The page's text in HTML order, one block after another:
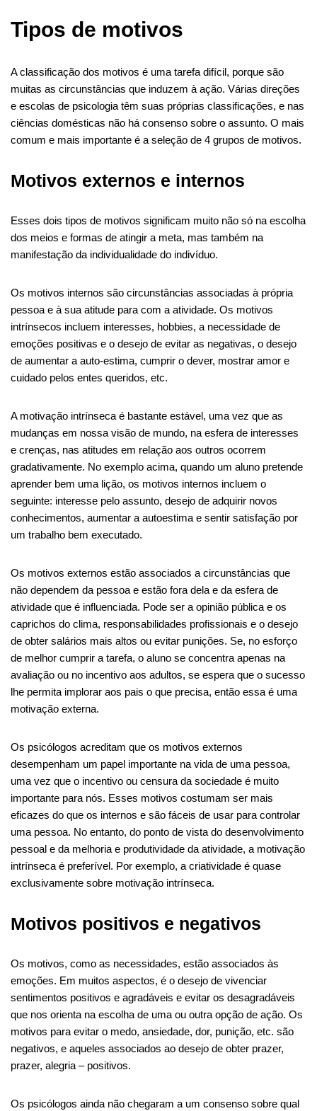
Tipos de motivos
A classificação dos motivos é uma tarefa difícil, porque são
muitas as circunstâncias que induzem à ação. Várias direções
e escolas de psicologia têm suas próprias classificações, e nas
ciências domésticas não há consenso sobre o assunto. O mais
comum e mais importante é a seleção de 4 grupos de motivos.
Motivos externos e internos
Esses dois tipos de motivos significam muito não só na escolha
dos meios e formas de atingir a meta, mas também na
manifestação da individualidade do indivíduo.
Os motivos internos são circunstâncias associadas à própria
pessoa e à sua atitude para com a atividade. Os motivos
intrínsecos incluem interesses, hobbies, a necessidade de
emoções positivas e o desejo de evitar as negativas, o desejo
de aumentar a auto-estima, cumprir o dever, mostrar amor e
cuidado pelos entes queridos, etc.
A motivação intrínseca é bastante estável, uma vez que as
mudanças em nossa visão de mundo, na esfera de interesses
e crenças, nas atitudes em relação aos outros ocorrem
gradativamente. No exemplo acima, quando um aluno pretende
aprender bem uma lição, os motivos internos incluem o
seguinte: interesse pelo assunto, desejo de adquirir novos
conhecimentos, aumentar a autoestima e sentir satisfação por
um trabalho bem executado.
Os motivos externos estão associados a circunstâncias que
não dependem da pessoa e estão fora dela e da esfera de
atividade que é influenciada. Pode ser a opinião pública e os
caprichos do clima, responsabilidades profissionais e o desejo
de obter salários mais altos ou evitar punições. Se, no esforço
de melhor cumprir a tarefa, o aluno se concentra apenas na
avaliação ou no incentivo aos adultos, se espera que o sucesso
lhe permita implorar aos pais o que precisa, então essa é uma
motivação externa.
Os psicólogos acreditam que os motivos externos
desempenham um papel importante na vida de uma pessoa,
uma vez que o incentivo ou censura da sociedade é muito
importante para nós. Esses motivos costumam ser mais
eficazes do que os internos e são fáceis de usar para controlar
uma pessoa. No entanto, do ponto de vista do desenvolvimento
pessoal e da melhoria e produtividade da atividade, a motivação
intrínseca é preferível. Por exemplo, a criatividade é quase
exclusivamente sobre motivação intrínseca.
Motivos positivos e negativos
Os motivos, como as necessidades, estão associados às
emoções. Em muitos aspectos, é o desejo de vivenciar
sentimentos positivos e agradáveis ​​e evitar os desagradáveis ​​
que nos orienta na escolha de uma ou outra opção de ação. Os
motivos para evitar o medo, ansiedade, dor, punição, etc. são
negativos, e aqueles associados ao desejo de obter prazer,
prazer, alegria – positivos.
Os psicólogos ainda não chegaram a um consenso sobre qual